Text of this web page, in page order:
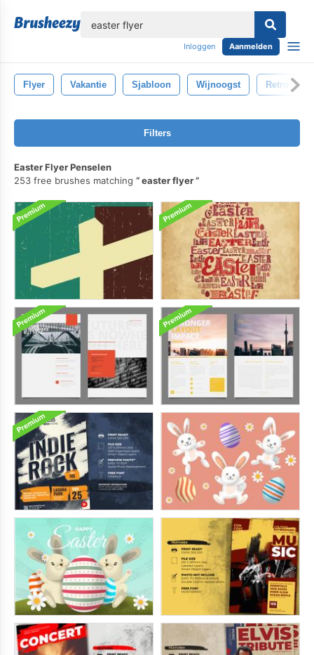
Inloggen Aanmelden
Flyer Vakantie Sjabloon Wijnoogst Retro
Filters
Easter Flyer Penselen
253 free brushes matching
easter flyer